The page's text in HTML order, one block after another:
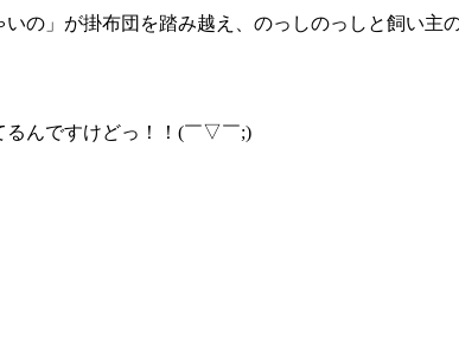
の」が掛布団を踏み越え、のっしのっしと飼い主
るんですけどっ！！(￣▽￣;)